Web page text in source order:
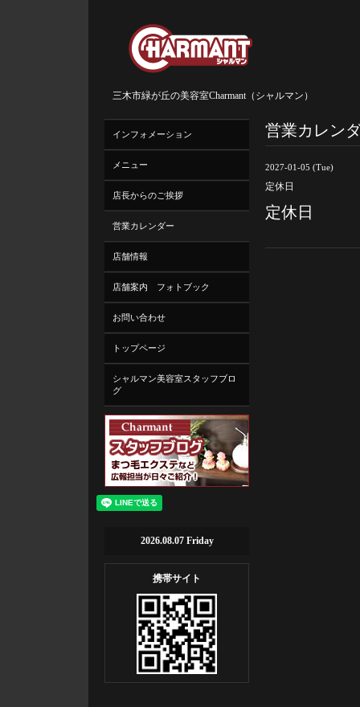
三木市緑が丘の美容室Charmant（シャルマン）
営業カレン
2027-01-05 (Tue)
定休日
定休日
インフォメーション
メニュー
店長からのご挨拶
営業カレンダー
店舗情報
店舗案内 フォトブック
お問い合わせ
トップページ
シャルマン美容室スタッフブロ
グ
2026.08.07 Friday
携帯サイト